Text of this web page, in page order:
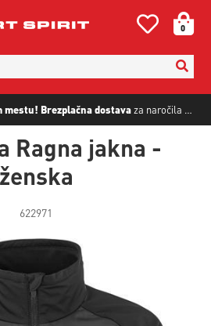
mestu! Brezplačna dostavaza naročila nad
0
Ragna jakna -
ženska
622971